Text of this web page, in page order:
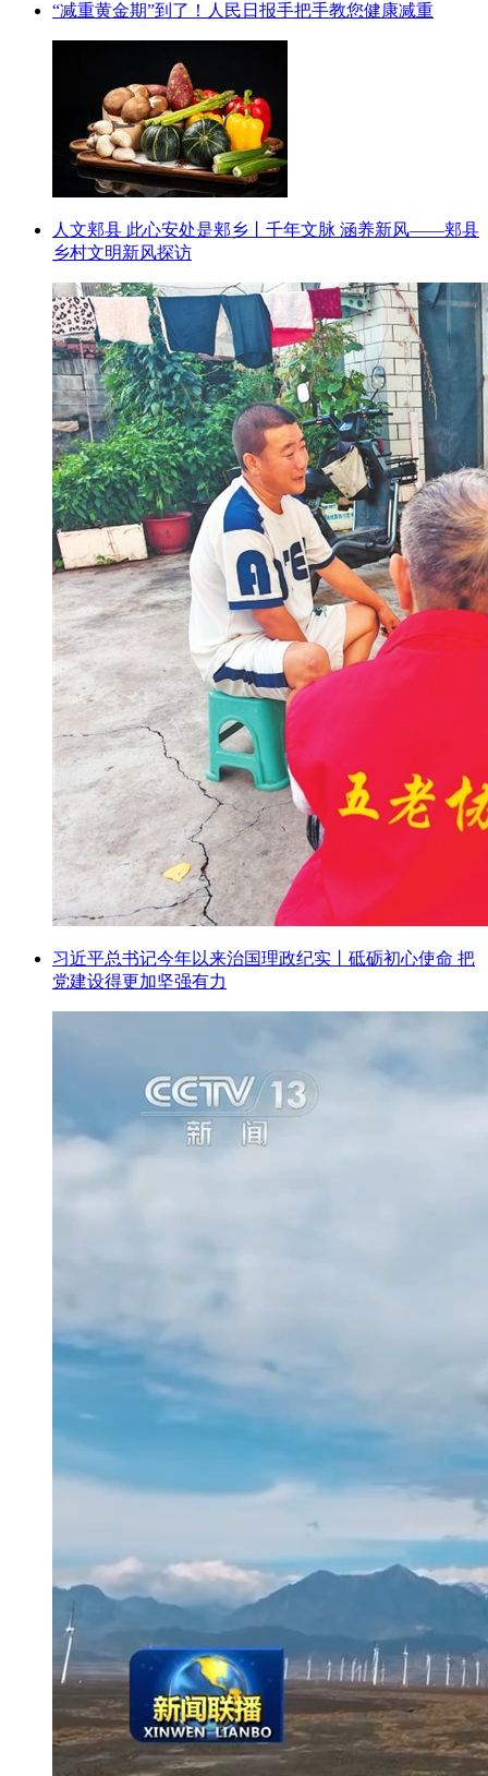
“减重黄金期”到了！人民日报手把手教您健康减重
人文郏县 此心安处是郏乡丨千年文脉 涵养新风——郏县
乡村文明新风探访
习近平总书记今年以来治国理政纪实丨砥砺初心使命 把
党建设得更加坚强有力